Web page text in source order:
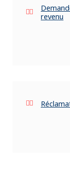
revenu